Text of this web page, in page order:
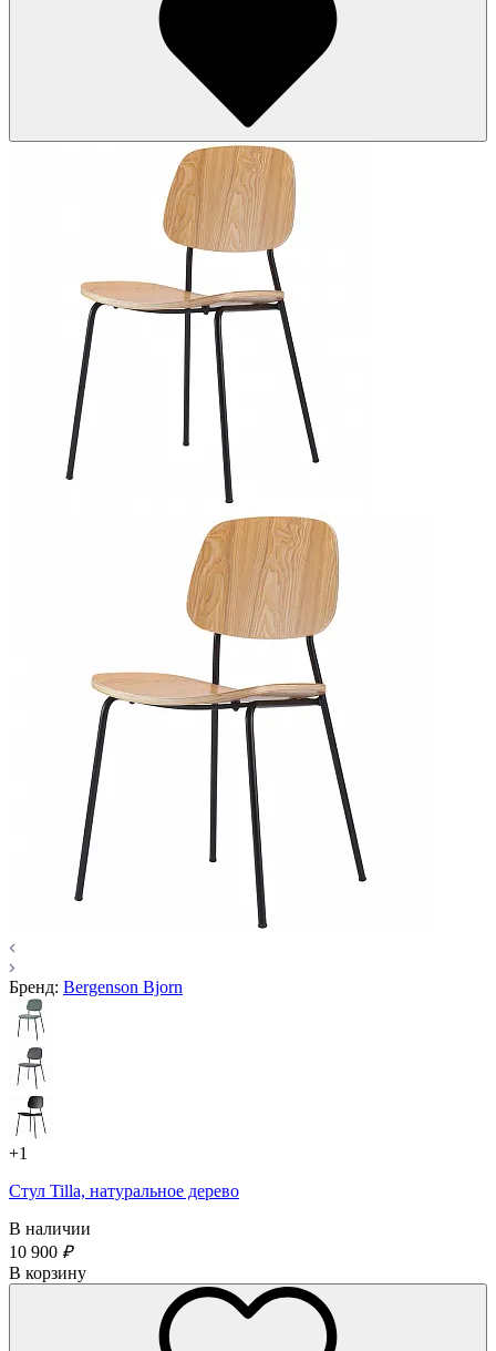
Бренд: Bergenson Bjorn
+1
Стул Tilla, натуральное дерево
В наличии
10 900 ₽
В корзину